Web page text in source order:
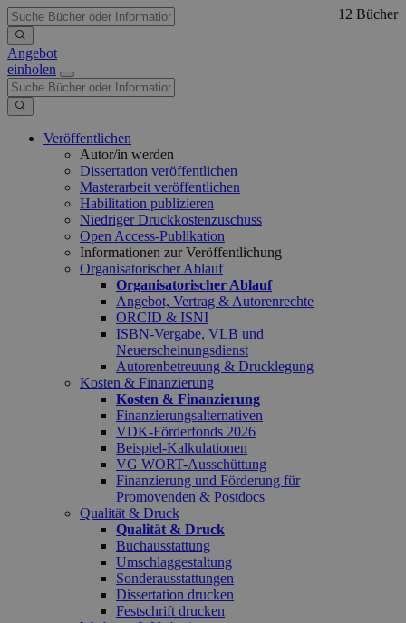
Angebot
einholen
Veröffentlichen
Autor/in werden
Dissertation veröffentlichen
Masterarbeit veröffentlichen
Habilitation publizieren
Niedriger Druckkostenzuschuss
Open Access-Publikation
Informationen zur Veröffentlichung
Organisatorischer Ablauf
Organisatorischer Ablauf
Angebot, Vertrag & Autorenrechte
ORCID & ISNI
ISBN-Vergabe, VLB und
Neuerscheinungsdienst
Autorenbetreuung & Drucklegung
Kosten & Finanzierung
Kosten & Finanzierung
Finanzierungsalternativen
VDK-Förderfonds 2026
Beispiel-Kalkulationen
VG WORT-Ausschüttung
Finanzierung und Förderung für
Promovenden & Postdocs
Qualität & Druck
Qualität & Druck
Buchausstattung
Umschlaggestaltung
Sonderausstattungen
Dissertation drucken
Festschrift drucken
12 Bücher